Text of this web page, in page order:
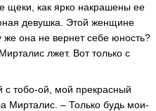
щеки, как ярко накрашены ее
девушка. Этой женщине
же она не вернет себе юность?
лжет. Вот только с
с тобо-ой, мой прекрасный
Мирталис. – Только будь мои-